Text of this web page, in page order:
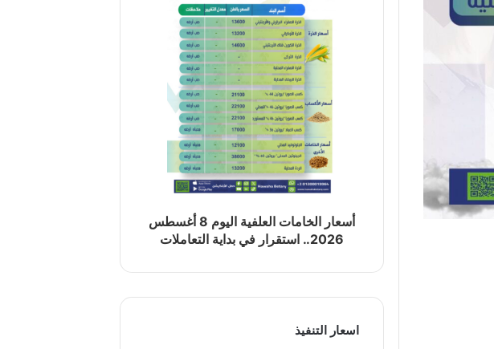
أسعار الخامات العلفية اليوم 8 أغسطس
2026.. استقرار في بداية التعاملات
اسعار التنفيذ